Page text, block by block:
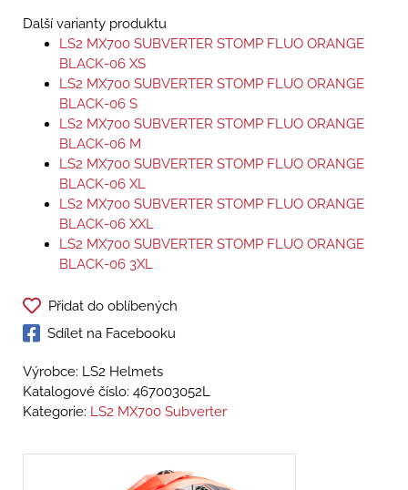
Další varianty produktu
LS2 MX700 SUBVERTER STOMP FLUO ORANGE
BLACK-06 XS
LS2 MX700 SUBVERTER STOMP FLUO ORANGE
BLACK-06 S
LS2 MX700 SUBVERTER STOMP FLUO ORANGE
BLACK-06 M
LS2 MX700 SUBVERTER STOMP FLUO ORANGE
BLACK-06 XL
LS2 MX700 SUBVERTER STOMP FLUO ORANGE
BLACK-06 XXL
LS2 MX700 SUBVERTER STOMP FLUO ORANGE
BLACK-06 3XL
Přidat do oblíbených
Sdílet na Facebooku
Výrobce: LS2 Helmets
Katalogové číslo: 467003052L
Kategorie: LS2 MX700 Subverter